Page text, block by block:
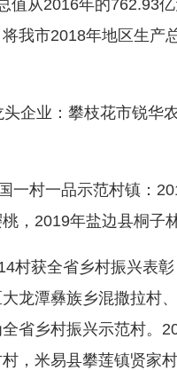
从2016年的762.93亿
我市2018年地区生产
业：攀枝花市锐华农
村一品示范村镇：
，2019年盐边县桐子
获全省乡村振兴表彰
龙潭彝族乡混撒拉村
省乡村振兴示范村。
，米易县攀莲镇贤家